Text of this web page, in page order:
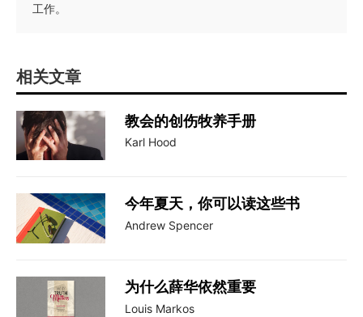
工作。
相关文章
教会的创伤牧养手册
Karl Hood
今年夏天，你可以读这些书
Andrew Spencer
为什么薛华依然重要
Louis Markos